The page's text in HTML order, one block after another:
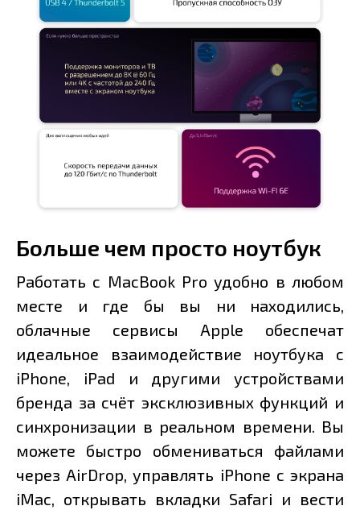
Больше чем просто ноутбук
Работать с MacBook Pro удобно в любом
месте и где бы вы ни находились,
облачные сервисы Apple обеспечат
идеальное взаимодействие ноутбука с
iPhone, iPad и другими устройствами
бренда за счёт эксклюзивных функций и
синхронизации в реальном времени. Вы
можете быстро обмениваться файлами
через AirDrop, управлять iPhone с экрана
iMac, открывать вкладки Safari и вести